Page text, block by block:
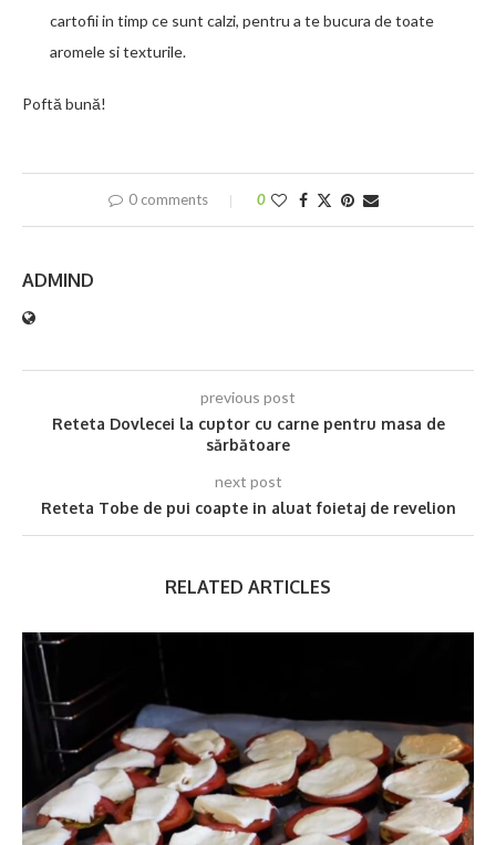
cartofii in timp ce sunt calzi, pentru a te bucura de toate
aromele si texturile.
Poftă bună!
0 comments 0
ADMIND
previous post
Reteta Dovlecei la cuptor cu carne pentru masa de
sărbătoare
next post
Reteta Tobe de pui coapte in aluat foietaj de revelion
RELATED ARTICLES